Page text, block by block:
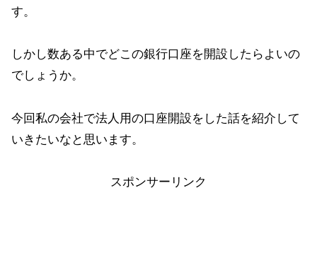
す。
しかし数ある中でどこの銀行口座を開設したらよいの
でしょうか。
今回私の会社で法人用の口座開設をした話を紹介して
いきたいなと思います。
スポンサーリンク